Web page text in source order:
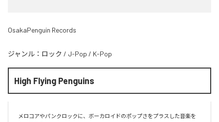
OsakaPenguin Records
ジャンル： ロック / J-Pop / K-Pop
High Flying Penguins
メロコアやパンクロックに、ボーカロイドのポップさをプラスした音楽を